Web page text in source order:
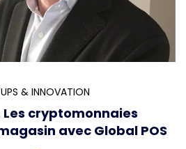
& INNOVATION
cryptomonnaies
avec Global POS